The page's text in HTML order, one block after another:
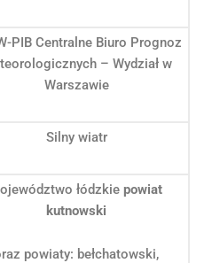
PIB Centralne Biuro Prognoz
– Wydział w
Warszawie
Silny wiatr
łódzkie powiat
kutnowski
powiaty: bełchatowski,